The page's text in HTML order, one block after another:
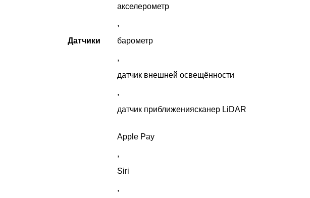
Датчики
акселерометр
,
барометр
,
датчик внешней освещённости
,
датчик приближениясканер LiDAR
Apple Pay
,
Siri
,